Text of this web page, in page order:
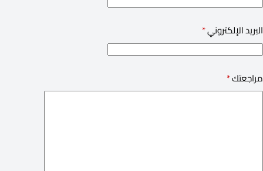
البريد الإلكتروني*
مراجعتك*